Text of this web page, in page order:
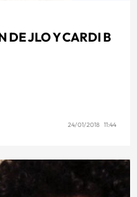
DE JLO Y CARDI B
24/01/2018 11:44